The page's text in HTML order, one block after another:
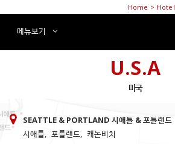
Home > Hotel
메뉴보기
미국
U.S.A
SEATTLE & PORTLAND 시애틀 & 포틀랜드
시애틀, 포틀랜드, 캐논비치